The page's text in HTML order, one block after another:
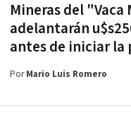
Mineras del
adelantarán
antes de iniciar la
PorMario Luis Romero